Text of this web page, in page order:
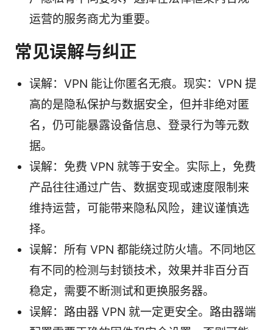
运营的服务商尤为重要。
常见误解与纠正
误解：VPN 能让你匿名无痕。现实：VPN 提
高的是隐私保护与数据安全，但并非绝对匿
名，仍可能暴露设备信息、登录行为等元数
据。
误解：免费 VPN 就等于安全。实际上，免费
产品往往通过广告、数据变现或速度限制来
维持运营，可能带来隐私风险，建议谨慎选
择。
误解：所有 VPN 都能绕过防火墙。不同地区
有不同的检测与封锁技术，效果并非百分百
稳定，需要不断测试和更换服务器。
误解：路由器 VPN 就一定更安全。路由器端